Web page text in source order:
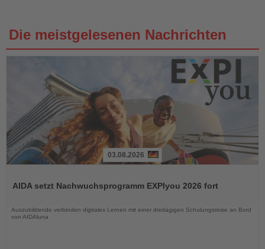
Die meistgelesenen Nachrichten
die
03.08.2026
AIDA setzt Nachwuchsprogramm EXPIyou 2026 fort
Auszubildende verbinden digitales Lernen mit einer dreitägigen Schulungsreise an Bord
von AIDAluna